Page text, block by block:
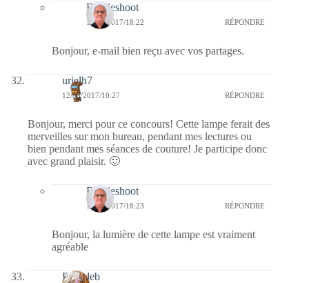
Bernieshoot
14/05/2017/18:22 RÉPONDRE
Bonjour, e-mail bien reçu avec vos partages.
urielh7
12/05/2017/10:27 RÉPONDRE
Bonjour, merci pour ce concours! Cette lampe ferait des
merveilles sur mon bureau, pendant mes lectures ou
bien pendant mes séances de couture! Je participe donc
avec grand plaisir. 🙂
Bernieshoot
14/05/2017/18:23 RÉPONDRE
Bonjour, la lumière de cette lampe est vraiment
agréable
Palmdeb